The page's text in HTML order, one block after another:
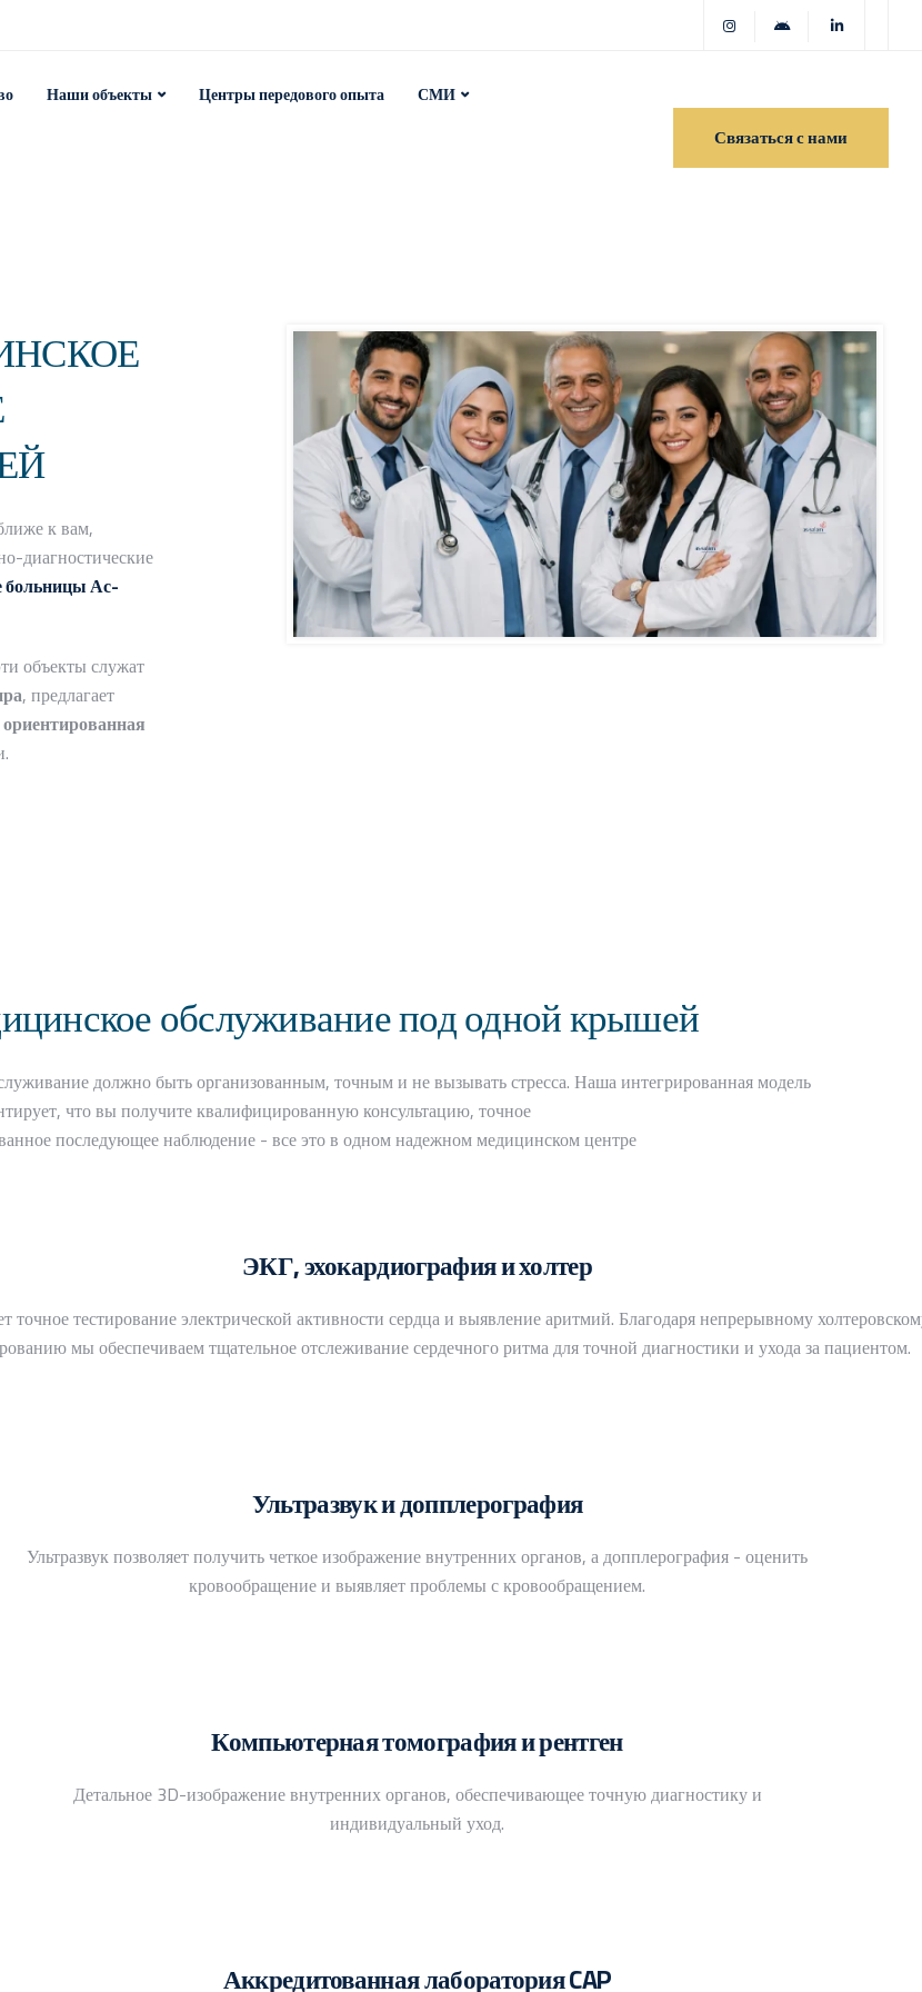
Наши объекты Центры передового опыта СМИ
Связаться с нами
к вам,
диагностические
Ас-
объекты служат
, предлагает
обслуживание под одной крышей
должно быть организованным, точным и не вызывать стресса. Наша интегрированная модель
что вы получите квалифицированную консультацию, точное
последующее наблюдение - все это в одном надежном медицинском центре
ЭКГ, эхокардиография и холтер
точное тестирование электрической активности сердца и выявление аритмий. Благодаря непрерывному
мы обеспечиваем тщательное отслеживание сердечного ритма для точной диагностики и ухода за пациентом.
Ультразвук и допплерография
Ультразвук позволяет получить четкое изображение внутренних органов, а допплерография - оценить
кровообращение и выявляет проблемы с кровообращением.
Компьютерная томография и рентген
Детальное 3D-изображение внутренних органов, обеспечивающее точную диагностику и
индивидуальный уход.
Аккредитованная лаборатория CAP